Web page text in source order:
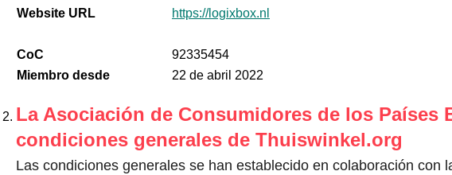
Website URL https://logixbox.nl
CoC
92335454
Miembro desde
22 de abril 2022
La Asociación de Consumidores de los Países
condiciones generales de Thuiswinkel.org
Las condiciones generales se han establecido en colaboración con